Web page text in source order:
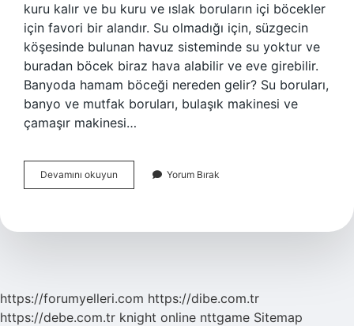
kuru kalır ve bu kuru ve ıslak boruların içi böcekler
için favori bir alandır. Su olmadığı için, süzgecin
köşesinde bulunan havuz sisteminde su yoktur ve
buradan böcek biraz hava alabilir ve eve girebilir.
Banyoda hamam böceği nereden gelir? Su boruları,
banyo ve mutfak boruları, bulaşık makinesi ve
çamaşır makinesi…
Devamını okuyun Banyoya
Böcek
Yorum Bırak
https://forumyelleri.com https://dibe.com.tr
https://debe.com.tr knight online nttgame Sitemap